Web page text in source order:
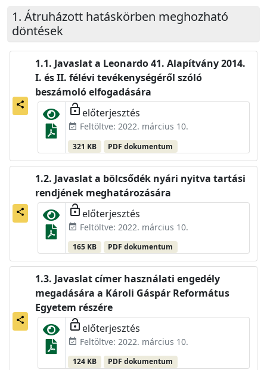
Átruházott hatáskörben meghozható
döntések
share
Javaslat a Leonardo 41. Alapítvány 2014.
I. és II. félévi tevékenységéről szóló
beszámoló elfogadására
lock_open előterjesztés
event_available Feltöltve: 2022. március 10.
321 KB PDF dokumentum
share
Javaslat a bölcsődék nyári nyitva tartási
rendjének meghatározására
lock_open előterjesztés
event_available Feltöltve: 2022. március 10.
165 KB PDF dokumentum
share
Javaslat címer használati engedély
megadására a Károli Gáspár Református
Egyetem részére
lock_open előterjesztés
event_available Feltöltve: 2022. március 10.
124 KB PDF dokumentum